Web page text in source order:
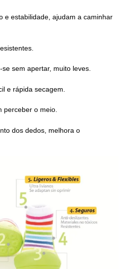
e estabilidade, ajudam a caminhar
se sem apertar, muito leves.
e rápida secagem.
perceber o meio.
dos dedos, melhora o